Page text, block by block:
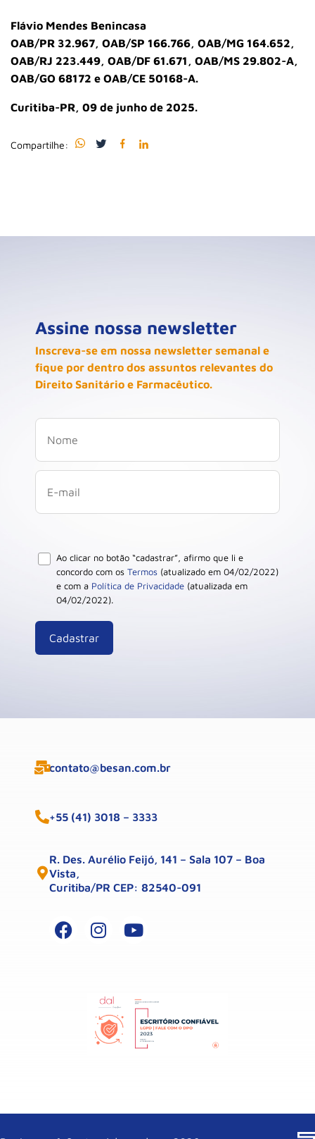
Flávio Mendes Benincasa
OAB/PR 32.967, OAB/SP 166.766, OAB/MG 164.652,
OAB/RJ 223.449, OAB/DF 61.671, OAB/MS 29.802-A,
OAB/GO 68172 e OAB/CE 50168-A.
Curitiba-PR, 09 de junho de 2025.
Compartilhe:
Assine nossa newsletter
Inscreva-se em nossa newsletter semanal e
fique por dentro dos assuntos relevantes do
Direito Sanitário e Farmacêutico.
Ao clicar no botão “cadastrar”, afirmo que li e
concordo com os Termos (atualizado em 04/02/2022)
e com a Política de Privacidade (atualizada em
04/02/2022).
contato@besan.com.br
+55 (41) 3018 – 3333
R. Des. Aurélio Feijó, 141 – Sala 107 – Boa
Vista,
Curitiba/PR CEP: 82540-091